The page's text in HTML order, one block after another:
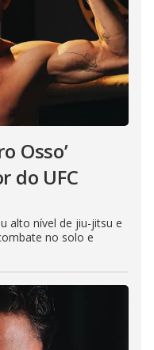
Osso’
do UFC
alto nível de jiu-jitsu e
no solo e